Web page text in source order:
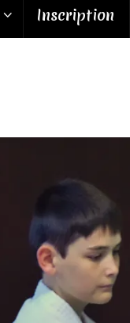
Inscription